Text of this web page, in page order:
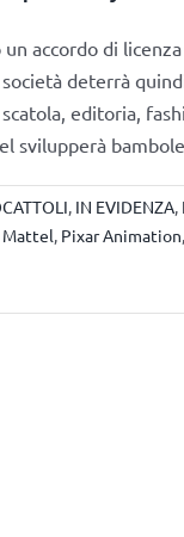
accordo di
società deterrà
editoria,
svilupperà
, IN EVIDENZA,
Mattel, Pixar Animation,